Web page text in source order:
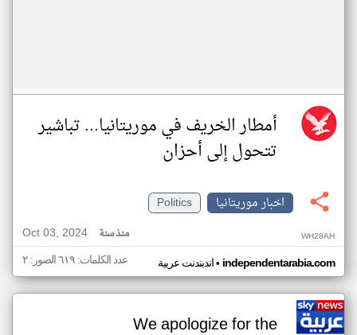
أمطار الخريف في موريتانيا... تباشير
تتحول إلى أحزان
اخبار موريتانيا
Politics
Oct 03, 2024
منذ سنة WH28AH
اندبندنت عربية• independentarabia.com عدد الكلمات: ٦١٩ الصور: ٢
We apologize for the